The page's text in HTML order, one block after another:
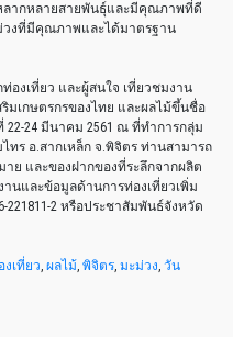
ลากหลายสายพันธุ์และมีคุณภาพที่ดี
วงที่มีคุณภาพและได้มาตรฐาน
งเที่ยว และผู้สนใจ เที่ยวชมงาน
ริมเกษตรกรของไทย และผลไม้ขึ้นชื่อ
24 มีนาคม 2561 ณ ที่ทำการกลุ่ม
ร อ.สากเหล็ก จ.พิจิตร ท่านสามารถ
ย และของฝากของที่ระลึกจากผลิต
นและข้อมูลด้านการท่องเที่ยวเพิ่ม
2 หรือประชาสัมพันธ์จังหวัด
งเที่ยว, ผลไม้, พิจิตร, มะม่วง, วัน